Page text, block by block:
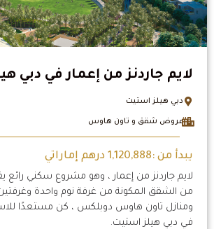
لايم جاردنز من إعمار في دبي
دبي هيلز استيت
عروض شقق و تاون هاوس
يبدأ من :1,120,888 درهم إماراتي
لايم جاردنز من إعمار ، وهو مشروع سكني رائع
من الشقق المكونة من غرفة نوم واحدة
ومنازل تاون هاوس دوبلكس ، كن مستعدًا
في دبي هيلز استيت.